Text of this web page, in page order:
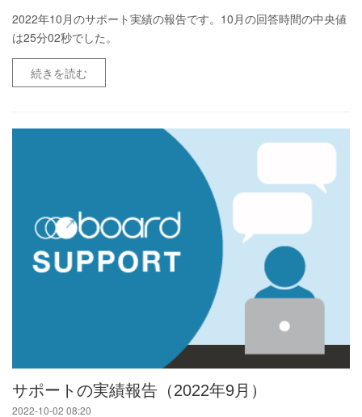
2022年10月のサポート実績の報告です。10月の回答時間の中央値
は25分02秒でした。
続きを読む
サポートの実績報告（2022年9月）
2022-10-02 08:20